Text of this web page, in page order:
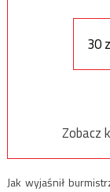
30
Zobacz
Jak wyjaśnił